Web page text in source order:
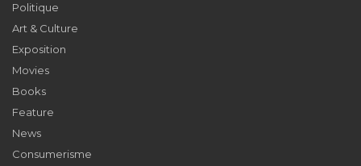
Politique
Art & Culture
Exposition
Movies
Books
Feature
News
Consumerisme